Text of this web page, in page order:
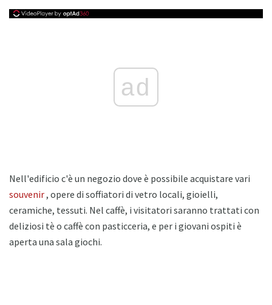
ad
Nell'edificio c'è un negozio dove è possibile acquistare vari
souvenir, opere di soffiatori di vetro locali, gioielli,
ceramiche, tessuti. Nel caffè, i visitatori saranno trattati con
deliziosi tè o caffè con pasticceria, e per i giovani ospiti è
aperta una sala giochi.